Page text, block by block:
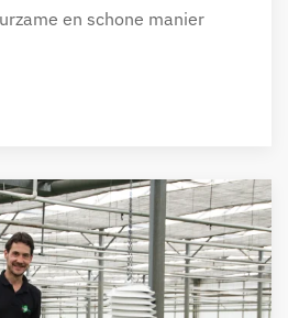
en schone manier